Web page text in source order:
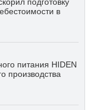
в
питания HIDEN
производства